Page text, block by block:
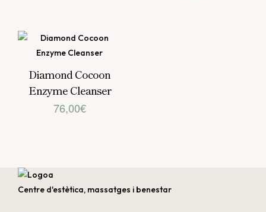
Diamond Cocoon
Enzyme Cleanser
76,00€
Centre d'estètica, massatges i benestar